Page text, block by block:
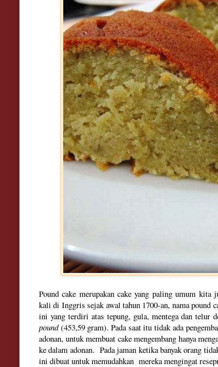
Pound cake merupakan cake yang paling umum
kali di Inggris sejak awal tahun 1700-an, nama pound
ini yang terdiri atas tepung, gula, mentega dan telur
pound(453,59 gram). Pada saat itu tidak ada
adonan, untuk membuat cake mengembang hanya
ke dalam adonan. Pada jaman ketika banyak orang
ini dibuat untuk memudahkan mereka mengingat